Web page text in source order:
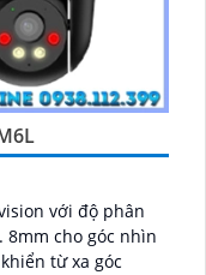
với độ phân
8mm cho góc nhìn
từ xa góc